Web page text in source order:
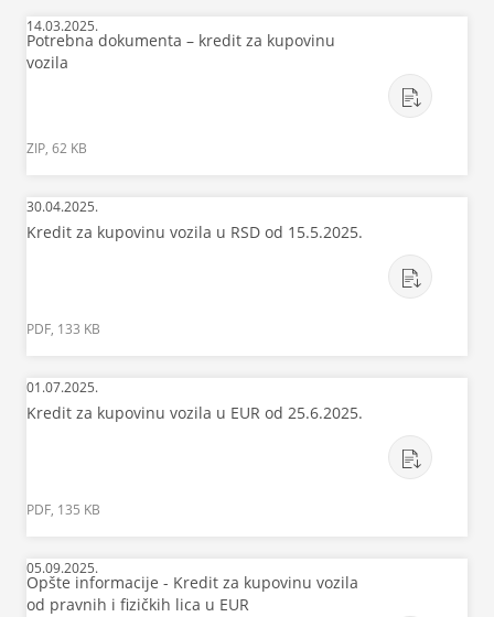
14.03.2025.
Potrebna dokumenta – kredit za kupovinu
vozila
ZIP, 62 KB
30.04.2025.
Kredit za kupovinu vozila u RSD od 15.5.2025.
PDF, 133 KB
01.07.2025.
Kredit za kupovinu vozila u EUR od 25.6.2025.
PDF, 135 KB
05.09.2025.
Opšte informacije - Kredit za kupovinu vozila
od pravnih i fizičkih lica u EUR